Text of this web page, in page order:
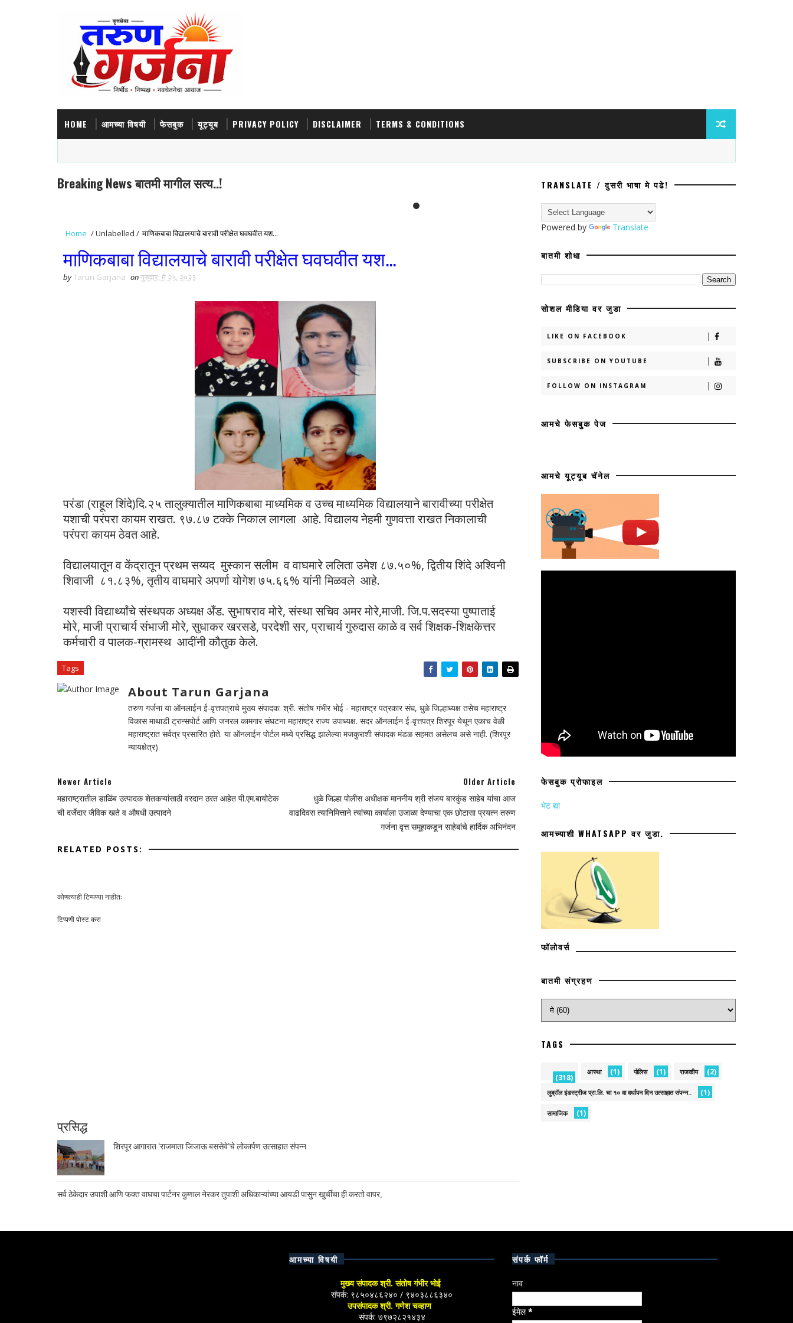
HOME आमच्या विषयी फेसबुक यूट्यूब PRIVACY POLICY DISCLAIMER TERMS & CONDITIONS
Breaking News बातमी मागील सत्य..!
Home /Unlabelled / माणिकबाबा विद्यालयाचे बारावी परीक्षेत घवघवीत यश...
माणिकबाबा विद्यालयाचे बारावी परीक्षेत घवघवीत यश...
byTarun Garjana onगुरुवार, मे २५, २०२३
परंडा (राहूल शिंदे)दि.२५ तालुक्यातील माणिकबाबा माध्यमिक व उच्च माध्यमिक विद्यालयाने बारावीच्या परीक्षेत
यशाची परंपरा कायम राखत. ९७.८७ टक्के निकाल लागला आहे. विद्यालय नेहमी गुणवत्ता राखत निकालाची
परंपरा कायम ठेवत आहे.
विद्यालयातून व केंद्रातून प्रथम सय्यद मुस्कान सलीम व वाघमारे ललिता उमेश ८७.५०%, द्वितीय शिंदे अश्विनी
शिवाजी ८१.८३%, तृतीय वाघमारे अपर्णा योगेश ७५.६६% यांनी मिळवले आहे.
यशस्वी विद्यार्थ्यांचे संस्थपक अध्यक्ष अँड. सुभाषराव मोरे, संस्था सचिव अमर मोरे,माजी. जि.प.सदस्या पुष्पाताई
मोरे, माजी प्राचार्य संभाजी मोरे, सुधाकर खरसडे, परदेशी सर, प्राचार्य गुरुदास काळे व सर्व शिक्षक-शिक्षकेत्तर
कर्मचारी व पालक-ग्रामस्थ आदींनी कौतुक केले.
Tags
About Tarun Garjana
तरुण गर्जना या ऑनलाईन ई-वृत्तपत्राचे मुख्य संपादक: श्री. संतोष गंभीर भोई - महाराष्ट्र पत्रकार संघ, धुळे जिल्हाध्यक्ष तसेच महाराष्ट्र
विकास माथाडी ट्रान्सपोर्ट आणि जनरल कामगार संघटना महाराष्ट्र राज्य उपाध्यक्ष. सदर ऑनलाईन ई-वृत्तपत्र शिरपूर येथून एकाच वेळी
महाराष्ट्रात सर्वत्र प्रसारित होते. या ऑनलाईन पोर्टल मध्ये प्रसिद्ध झालेल्या मजकुराशी संपादक मंडळ सहमत असेलच असे नाही. (शिरपूर
न्यायक्षेत्र)
Newer Article
महाराष्ट्रातील डाळिंब उत्पादक शेतकऱ्यांसाठी वरदान ठरत आहेत पी.एम.बायोटेक
ची दर्जेदार जैविक खते व औषधी उत्पादने
Older Article
धुळे जिल्हा पोलीस अधीक्षक माननीय श्री संजय बारकुंड साहेब यांचा आज
वाढदिवस त्यानिमित्ताने त्यांच्या कार्याला उजाळा देण्याचा एक छोटासा प्रयत्न तरुण
गर्जना वृत्त समूहाकडून साहेबांचे हार्दिक अभिनंदन
RELATED POSTS:
कोणत्याही टिप्पण्‍या नाहीत:
टिप्पणी पोस्ट करा
प्रसिद्ध
शिरपूर आगारात ‘राजमाता जिजाऊ बससेवे’चे लोकार्पण उत्साहात संपन्न
सर्व ठेकेदार उपाशी आणि फक्त वाघचा पार्टनर कुणाल नेरकर तुपाशी अधिकाऱ्यांच्या आयडी पासुन खुर्चीचा ही करतो वापर,
TRANSLATE / दुसरी भाषा मे पढे!
Powered by Translate
बातमी शोधा
सोशल मीडिया वर जुडा
LIKE ON FACEBOOK
SUBSCRIBE ON YOUTUBE
FOLLOW ON INSTAGRAM
आमचे फेसबुक पेज
आमचे यूट्यूब चॅनेल
फेसबुक प्रोफाइल
भेट द्या
आमच्याशी WHATSAPP वर जुडा.
फॉलोवर्स
बातमी संग्रहण
TAGS
(318)
आस्था (1) पोलिस (1) राजकीय (2)
लुब्रॉल इंडस्ट्रीज प्रा.लि. चा १० वा वर्धापन दिन उत्साहात संपन्न.. (1)
सामाजिक (1)
आमच्या विषयी
मुख्य संपादक श्री. संतोष गंभीर भोई
संपर्क: ९८५०४८६२४० / ९४०३८८६३४०
उपसंपादक श्री. गणेश चव्हाण
संपर्क: ७९७२८२१४३४
संपर्क फॉर्म
नाव
ईमेल*